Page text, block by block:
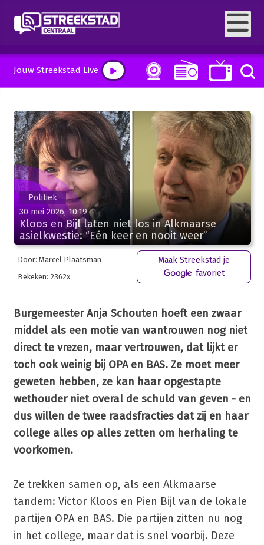
Jouw Streekstad Live
Politiek
30 mei 2026, 10:19
Kloos en Bijl laten niet los in Alkmaarse
asielkwestie: “Eén keer en nooit weer”
Door: Marcel Plaatsman
Bekeken: 2362x
Maak Streekstad je
favoriet
Burgemeester Anja Schouten hoeft een zwaar
middel als een motie van wantrouwen nog niet
direct te vrezen, maar vertrouwen, dat lijkt er
toch ook weinig bij OPA en BAS. Ze moet meer
geweten hebben, ze kan haar opgestapte
wethouder niet overal de schuld van geven - en
dus willen de twee raadsfracties dat zij en haar
college alles op alles zetten om herhaling te
voorkomen.
Ze trekken samen op, als een Alkmaarse
tandem: Victor Kloos en Pien Bijl van de lokale
partijen OPA en BAS. Die partijen zitten nu nog
in het college, maar dat is snel voorbij. Deze